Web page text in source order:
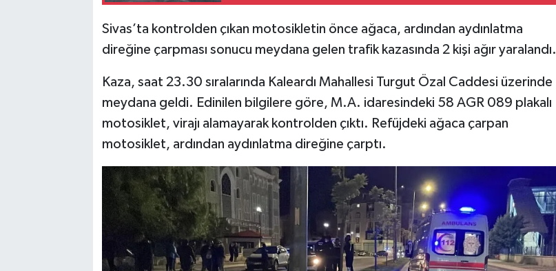
Sivas’ta kontrolden çıkan motosikletin önce ağaca, ardından aydınlatma
direğine çarpması sonucu meydana gelen trafik kazasında 2 kişi ağır yaralandı.
Kaza, saat 23.30 sıralarında Kaleardı Mahallesi Turgut Özal Caddesi üzerinde
meydana geldi. Edinilen bilgilere göre, M.A. idaresindeki 58 AGR 089 plakalı
motosiklet, virajı alamayarak kontrolden çıktı. Refüjdeki ağaca çarpan
motosiklet, ardından aydınlatma direğine çarptı.